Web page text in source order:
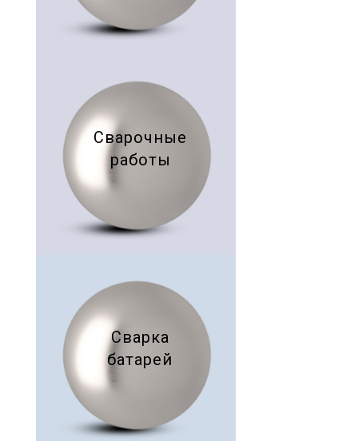
Сварочные
работы
Сварка
батарей